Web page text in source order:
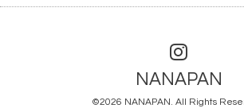
NANAPAN
©2026 NANAPAN. All Rights